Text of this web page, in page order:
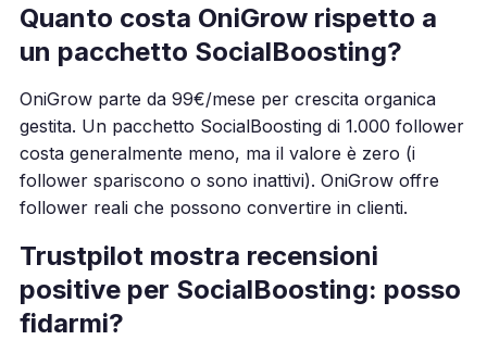
Quanto costa OniGrow rispetto a
un pacchetto SocialBoosting?
OniGrow parte da 99€/mese per crescita organica
gestita. Un pacchetto SocialBoosting di 1.000 follower
costa generalmente meno, ma il valore è zero (i
follower spariscono o sono inattivi). OniGrow offre
follower reali che possono convertire in clienti.
Trustpilot mostra recensioni
positive per SocialBoosting: posso
fidarmi?